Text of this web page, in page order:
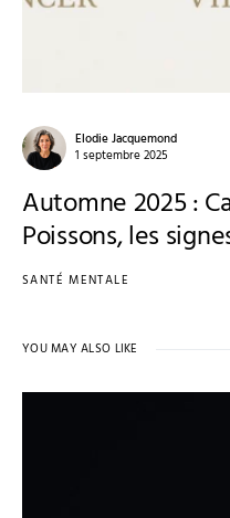
Elodie Jacquemond
1 septembre 2025
Automne 2025 :
Poissons, les
SANTÉ MENTALE
YOU MAY ALSO LIKE